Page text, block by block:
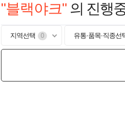
"블랙야크" 의 진행
지역선택 0 유통·품목·직종선